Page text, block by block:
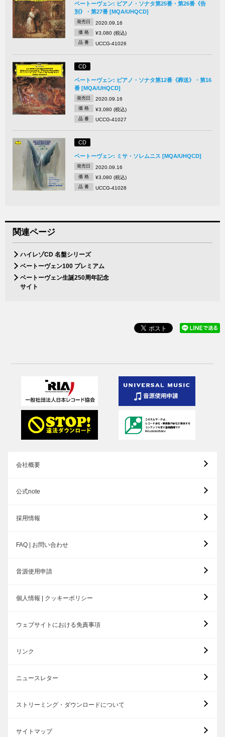
ベートーヴェン: ピアノ・ソナタ第25番・第26番《告
別》・第27番 [MQA/UHQCD]
発売日 2020.09.16
価 格 ¥3,080 (税込)
品 番 UCCG-41026
CD
ベートーヴェン: ピアノ・ソナタ第12番《葬送》・第16
番 [MQA/UHQCD]
発売日 2020.09.16
価 格 ¥3,080 (税込)
品 番 UCCG-41027
CD
ベートーヴェン: ミサ・ソレムニス [MQA/UHQCD]
発売日 2020.09.16
価 格 ¥3,080 (税込)
品 番 UCCG-41028
関連ページ
ハイレゾCD 名盤シリーズ
ベートーヴェン100 プレミアム
ベートーヴェン生誕250周年記念
サイト
会社概要
公式note
採用情報
FAQ | お問い合わせ
音源使用申請
個人情報 | クッキーポリシー
ウェブサイトにおける免責事項
リンク
ニュースレター
ストリーミング・ダウンロードについて
サイトマップ